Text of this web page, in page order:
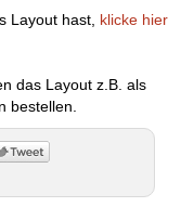
Layout hast, klicke hier
das Layout z.B. als
bestellen.